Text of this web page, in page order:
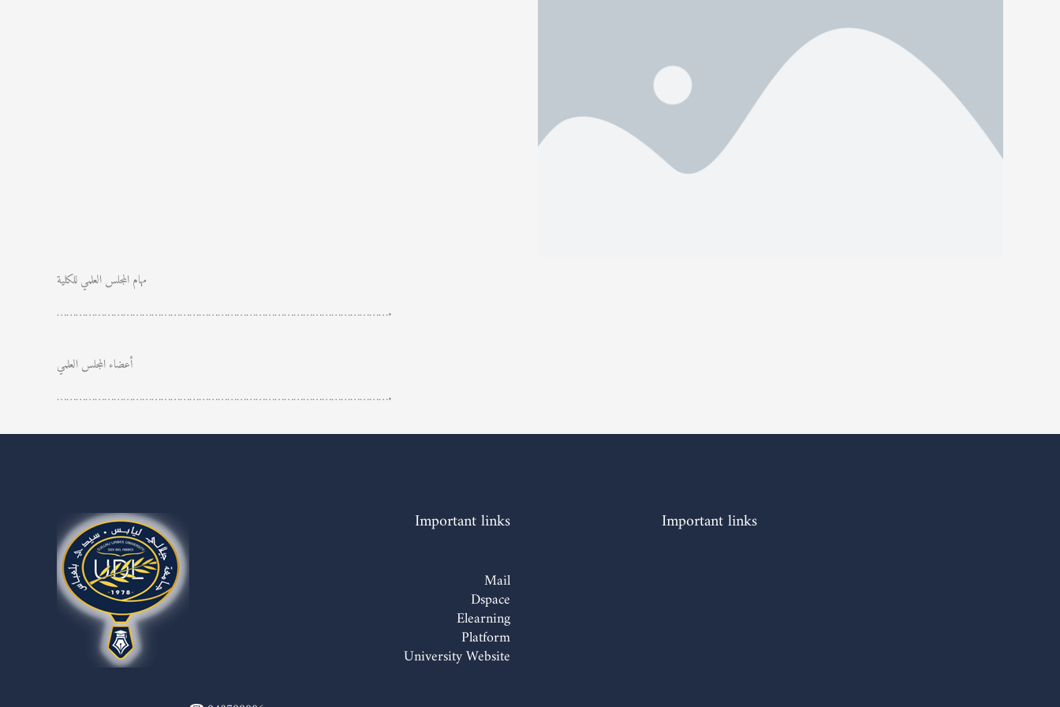
مهام المجلس العلمي للكلية
…………………………………………………………………………………………….
أعضاء المجلس العلمي
…………………………………………………………………………………………….
Important links
Mail
Dspace
Elearning
Platform
University Website
Important links